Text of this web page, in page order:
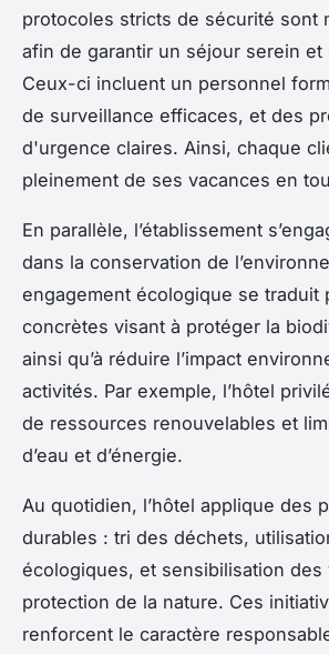
protocoles stricts de sécurité sont
afin de garantir un séjour serein et
Ceux-ci incluent un personnel
de surveillance efficaces, et des
d'urgence claires. Ainsi, chaque
pleinement de ses vacances en
En parallèle, l’établissement
dans la conservation de
engagement écologique se traduit
concrètes visant à protéger la
ainsi qu’à réduire l’impact
activités. Par exemple, l’hôtel
de ressources renouvelables et
d’eau et d’énergie.
Au quotidien, l’hôtel applique des
durables : tri des déchets,
écologiques, et sensibilisation des
protection de la nature. Ces
renforcent le caractère